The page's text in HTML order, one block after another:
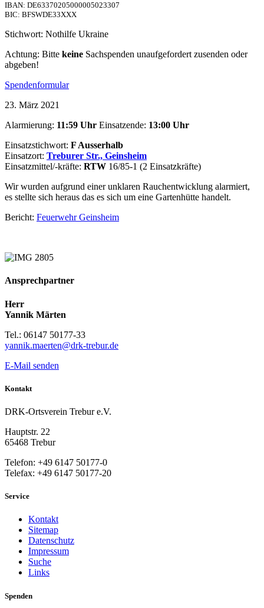
IBAN: DE63370205000005023307
BIC: BFSWDE33XXX
Stichwort: Nothilfe Ukraine
Achtung: Bitte keine Sachspenden unaufgefordert zusenden oder
abgeben!
Spendenformular
23. März 2021
Alarmierung: 11:59 Uhr Einsatzende: 13:00 Uhr
Einsatzstichwort: F Ausserhalb
Einsatzort: Treburer Str., Geinsheim
Einsatzmittel/-kräfte: RTW 16/85-1 (2 Einsatzkräfte)
Wir wurden aufgrund einer unklaren Rauchentwicklung alarmiert,
es stellte sich heraus das es sich um eine Gartenhütte handelt.
Bericht: Feuerwehr Geinsheim
Ansprechpartner
Herr
Yannik Märten
Tel.: 06147 50177-33
yannik.maerten@drk-trebur.de
E-Mail senden
Kontakt
DRK-Ortsverein Trebur e.V.
Hauptstr. 22
65468 Trebur
Telefon: +49 6147 50177-0
Telefax: +49 6147 50177-20
Service
Kontakt
Sitemap
Datenschutz
Impressum
Suche
Links
Spenden